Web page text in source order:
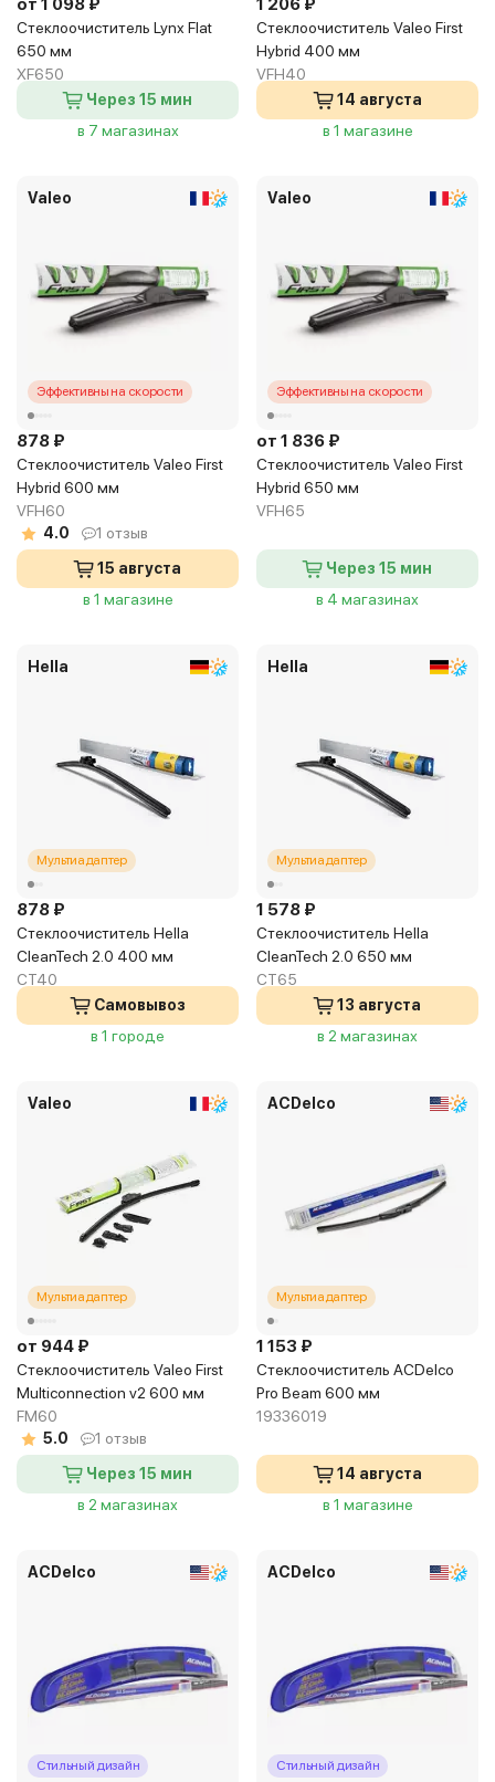
от 1 098 ₽
Стеклоочиститель Lynx Flat
650 мм
XF650
Через 15 мин
в 7 магазинах
1 206 ₽
Стеклоочиститель Valeo First
Hybrid 400 мм
VFH40
14 августа
в 1 магазине
Valeo
Эффективны на скорости
878 ₽
Стеклоочиститель Valeo First
Hybrid 600 мм
VFH60
4.0
1 отзыв
15 августа
в 1 магазине
Valeo
Эффективны на скорости
от 1 836 ₽
Стеклоочиститель Valeo First
Hybrid 650 мм
VFH65
Через 15 мин
в 4 магазинах
Hella
Мультиадаптер
878 ₽
Стеклоочиститель Hella
CleanTech 2.0 400 мм
CT40
Самовывоз
в 1 городе
Hella
Мультиадаптер
1 578 ₽
Стеклоочиститель Hella
CleanTech 2.0 650 мм
CT65
13 августа
в 2 магазинах
Valeo
Мультиадаптер
от 944 ₽
Стеклоочиститель Valeo First
Multiconnection v2 600 мм
FM60
5.0
1 отзыв
Через 15 мин
в 2 магазинах
ACDelco
Мультиадаптер
1 153 ₽
Стеклоочиститель ACDelco
Pro Beam 600 мм
19336019
14 августа
в 1 магазине
ACDelco
Стильный дизайн
ACDelco
Стильный дизайн